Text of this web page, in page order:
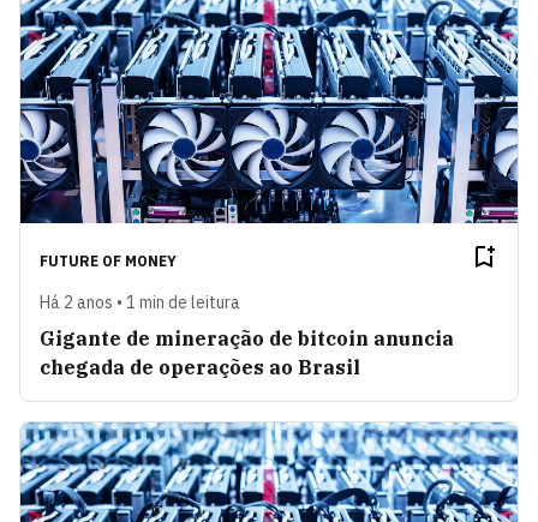
FUTURE OF MONEY
Há 2 anos • 1 min de leitura
Gigante de mineração de bitcoin anuncia
chegada de operações ao Brasil